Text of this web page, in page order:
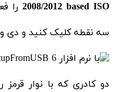
2008/2012 based ISO را
سه نقطه کلیک کنید و دی
دو کادری که با نوار